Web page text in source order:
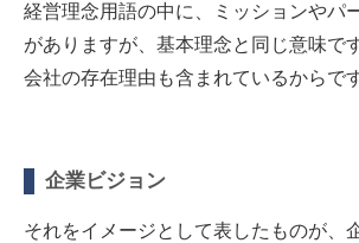
経営理念用語の中に、ミッションやパ
がありますが、基本理念と同じ意味で
会社の存在理由も含まれているからです
企業ビジョン
それをイメージとして表したものが、